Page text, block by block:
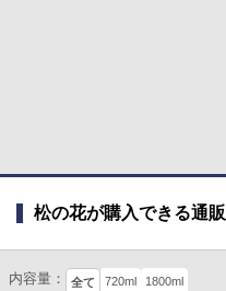
松の花が購入できる通販
内容量： 全て 720ml 1800ml